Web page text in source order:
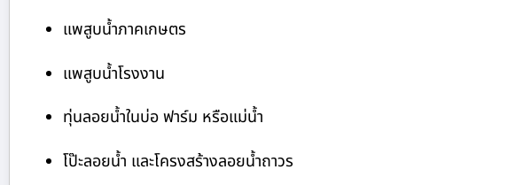
แพสูบน้ำภาคเกษตร
แพสูบน้ำโรงงาน
ทุ่นลอยน้ำในบ่อ ฟาร์ม หรือแม่น้ำ
โป๊ะลอยน้ำ และโครงสร้างลอยน้ำถาวร